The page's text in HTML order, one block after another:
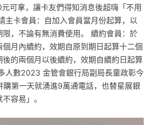
可拿，讓卡友們得知消息後超嗨「不用
主卡會員：自加入會員當月份起算，以
限，不論有無消費使用。 續約會員：於
月內續約，效期自原到期日起算十二個
後的兩個月以後續約，效期自續約日起算
人數2023 金管會銀行局副局長童政彰今
購第一天就湧進9萬通電話，也替星展銀
容易」。